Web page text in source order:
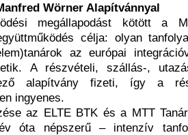
Wörner Alapítvánnyal
megállapodást kötött a
célja: olyan
az európai
A részvételi, szállás-,
alapítvány fizeti, így a
ingyenes.
az ELTE BTK és a MTT
óta népszerű – intenzív